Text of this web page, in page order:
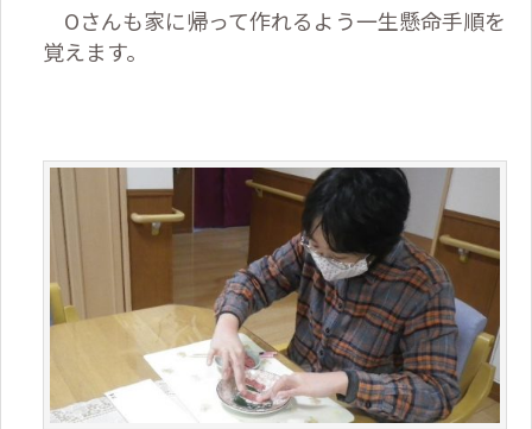
Oさんも家に帰って作れるよう一生懸命手順を
覚えます。